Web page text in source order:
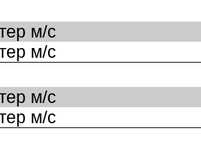
м/с
м/с
м/с
м/с